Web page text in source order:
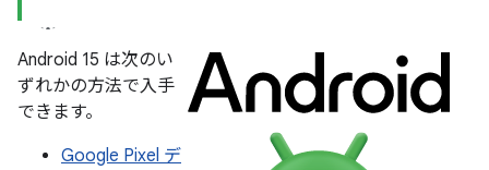
Android 15 は次のい
ずれかの方法で入手
できます。
Google Pixel デ